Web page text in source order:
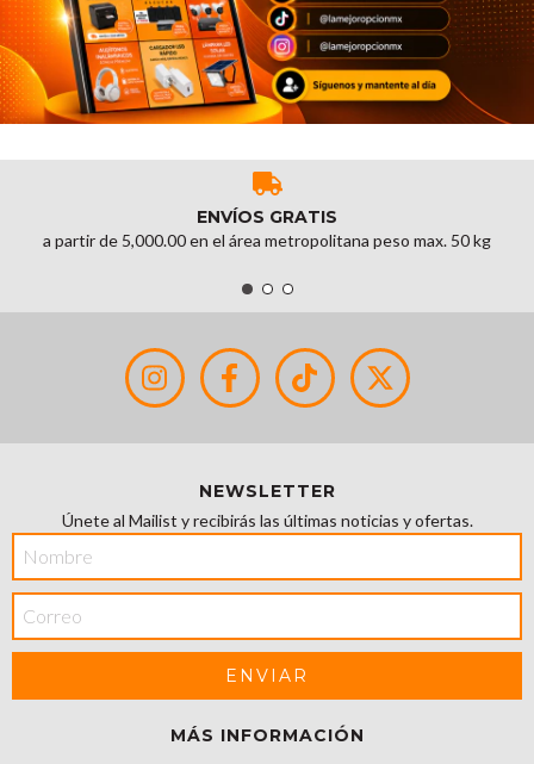
ENVÍOS GRATIS
a partir de 5,000.00 en el área metropolitana peso max. 50 kg
NEWSLETTER
Únete al Mailist y recibirás las últimas noticias y ofertas.
MÁS INFORMACIÓN